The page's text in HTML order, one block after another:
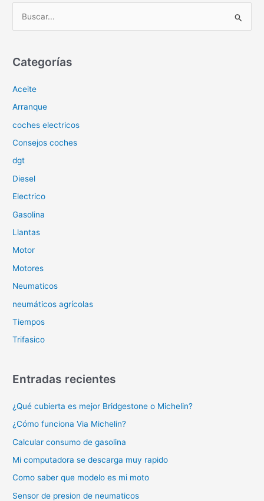
c
r
p
o
Categorías
Aceite
Arranque
coches electricos
Consejos coches
dgt
Diesel
Electrico
Gasolina
Llantas
Motor
Motores
Neumaticos
neumáticos agrícolas
Tiempos
Trifasico
Entradas recientes
¿Qué cubierta es mejor Bridgestone o Michelin?
¿Cómo funciona Via Michelin?
Calcular consumo de gasolina
Mi computadora se descarga muy rapido
Como saber que modelo es mi moto
Sensor de presion de neumaticos